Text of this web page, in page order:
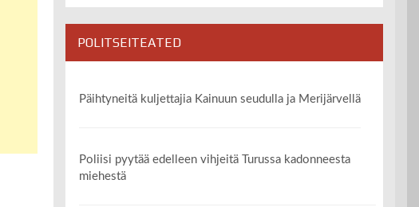
POLITSEITEATED
Päihtyneitä kuljettajia Kainuun seudulla ja Merijärvellä
Poliisi pyytää edelleen vihjeitä Turussa kadonneesta
miehestä